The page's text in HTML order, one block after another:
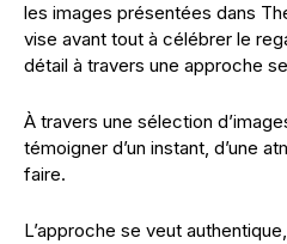
les images présentées dans
vise avant tout à célébrer le
détail à travers une approche
À travers une sélection
témoigner d’un instant, d’une
faire.
L’approche se veut